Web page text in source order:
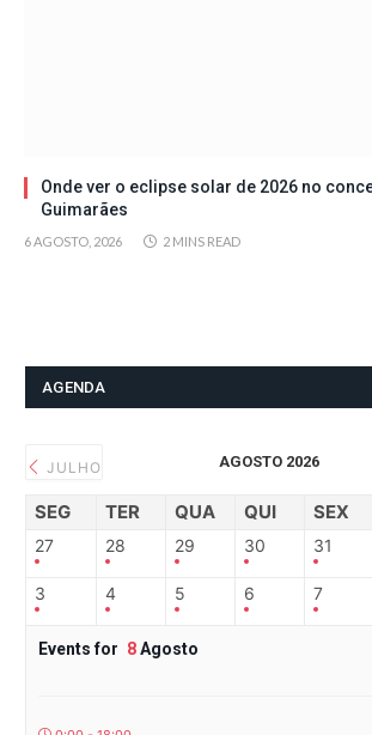
Onde ver o eclipse solar de 2026 no
Guimarães
6 AGOSTO, 2026 2 MINS READ
AGENDA
JULHO AGOSTO 2026
SEG TER QUA QUI SEX
27 28 29 30 31
3 4 5 6 7
Events for 8Agosto